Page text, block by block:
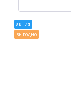
акция
выгодно